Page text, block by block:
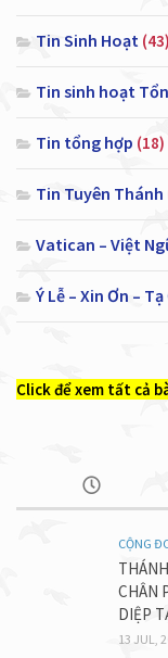
Tin Sinh Hoạt (43)
Tin sinh hoạt
Tin tổng hợp (18)
Tin Tuyên Thánh
Vatican – Việt
Ý Lễ – Xin Ơn – Tạ
Click để xem tất cả
CỘNG
CHÂN
DIỆP
13 JUL,